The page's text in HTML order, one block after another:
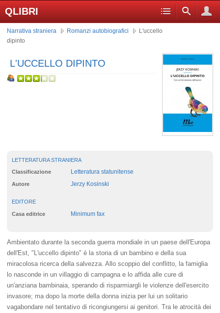
QLIBRI
Narrativa straniera Romanzi autobiografici
L'uccello
dipinto
L'UCCELLO DIPINTO
LETTERATURA STRANIERA
Classificazione Letteratura statunitense
Autore Jerzy Kosinski
EDITORE
Casa editrice Minimum fax
Ambientato durante la seconda guerra mondiale in un paese dell'Europa
dell'Est, "L'uccello dipinto" è la storia di un bambino e della sua
miracolosa ricerca della salvezza. Allo scoppio del conflitto, la famiglia
lo nasconde in un villaggio di campagna e lo affida alle cure di
un'anziana bambinaia, sperando di risparmiargli le violenze dell'esercito
invasore; ma dopo la morte della donna inizia per lui un solitario
vagabondare nel tentativo di ricongiungersi ai genitori. Tra le atrocità dei